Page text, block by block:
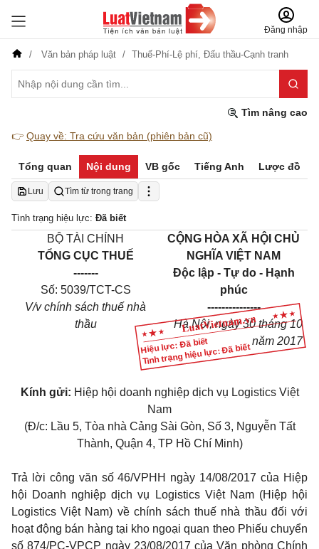
Đăng nhập
Văn bản pháp luật Thuế-Phí-Lệ phí, Đấu thầu-Cạnh tranh
Tìm nâng cao
👉 Quay về: Tra cứu văn bản (phiên bản cũ)
Tổng quan Nội dung VB gốc Tiếng Anh Lược đồ
Lưu Tìm từ trong trang
Tình trạng hiệu lực: Đã biết
Hiệu lực: Đã biết
Tình trạng hiệu lực: Đã biết
BỘ TÀI CHÍNH
TỔNG CỤC THUẾ
-------
Số: 5039/TCT-CS
V/v chính sách thuế nhà
thầu
CỘNG HÒA XÃ HỘI CHỦ
NGHĨA VIỆT NAM
Độc lập - Tự do - Hạnh
phúc
---------------
Hà Nội, ngày 30 tháng 10
năm 2017
Kính gửi: Hiệp hội doanh nghiệp dịch vụ Logistics Việt
Nam
(Đ/c: Lầu 5, Tòa nhà Cảng Sài Gòn, Số 3, Nguyễn Tất
Thành, Quận 4, TP Hồ Chí Minh)
Trả lời công văn số 46/VPHH ngày 14/08/2017 của Hiệp
hội Doanh nghiệp dịch vụ Logistics Việt Nam (Hiệp hội
Logistics Việt Nam) về chính sách thuế nhà thầu đối với
hoạt động bán hàng tại kho ngoại quan theo Phiếu chuyển
số 874/PC-VPCP ngày 23/08/2017 của Văn phòng Chính